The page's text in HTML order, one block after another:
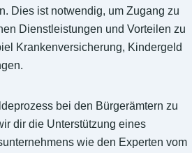
Dies ist notwendig, um Zugang zu
Dienstleistungen und Vorteilen zu
Krankenversicherung, Kindergeld
bei den Bürgerämtern zu
dir die Unterstützung eines
wie den Experten vom